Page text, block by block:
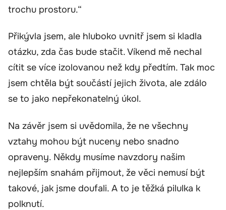
trochu prostoru.“
Přikývla jsem, ale hluboko uvnitř jsem si kladla
otázku, zda čas bude stačit. Víkend mě nechal
cítit se více izolovanou než kdy předtím. Tak moc
jsem chtěla být součástí jejich života, ale zdálo
se to jako nepřekonatelný úkol.
Na závěr jsem si uvědomila, že ne všechny
vztahy mohou být nuceny nebo snadno
opraveny. Někdy musíme navzdory našim
nejlepším snahám přijmout, že věci nemusí být
takové, jak jsme doufali. A to je těžká pilulka k
polknutí.